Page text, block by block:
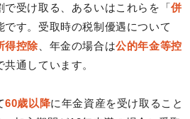
で受け取る、あるいはこれらを「併
です。受取時の税制優遇について
得控除 、年金の場合は公的年金等控
通しています。
60歳以降に年金資産を受け取ること